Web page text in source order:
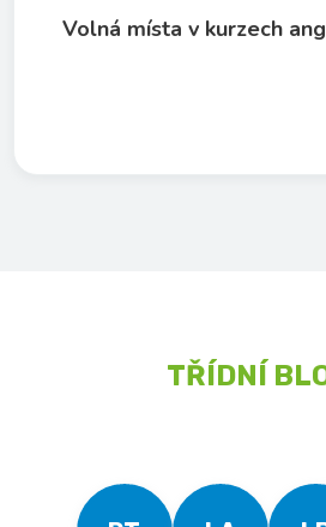
Volná místa v kurzech
TŘÍDNÍ